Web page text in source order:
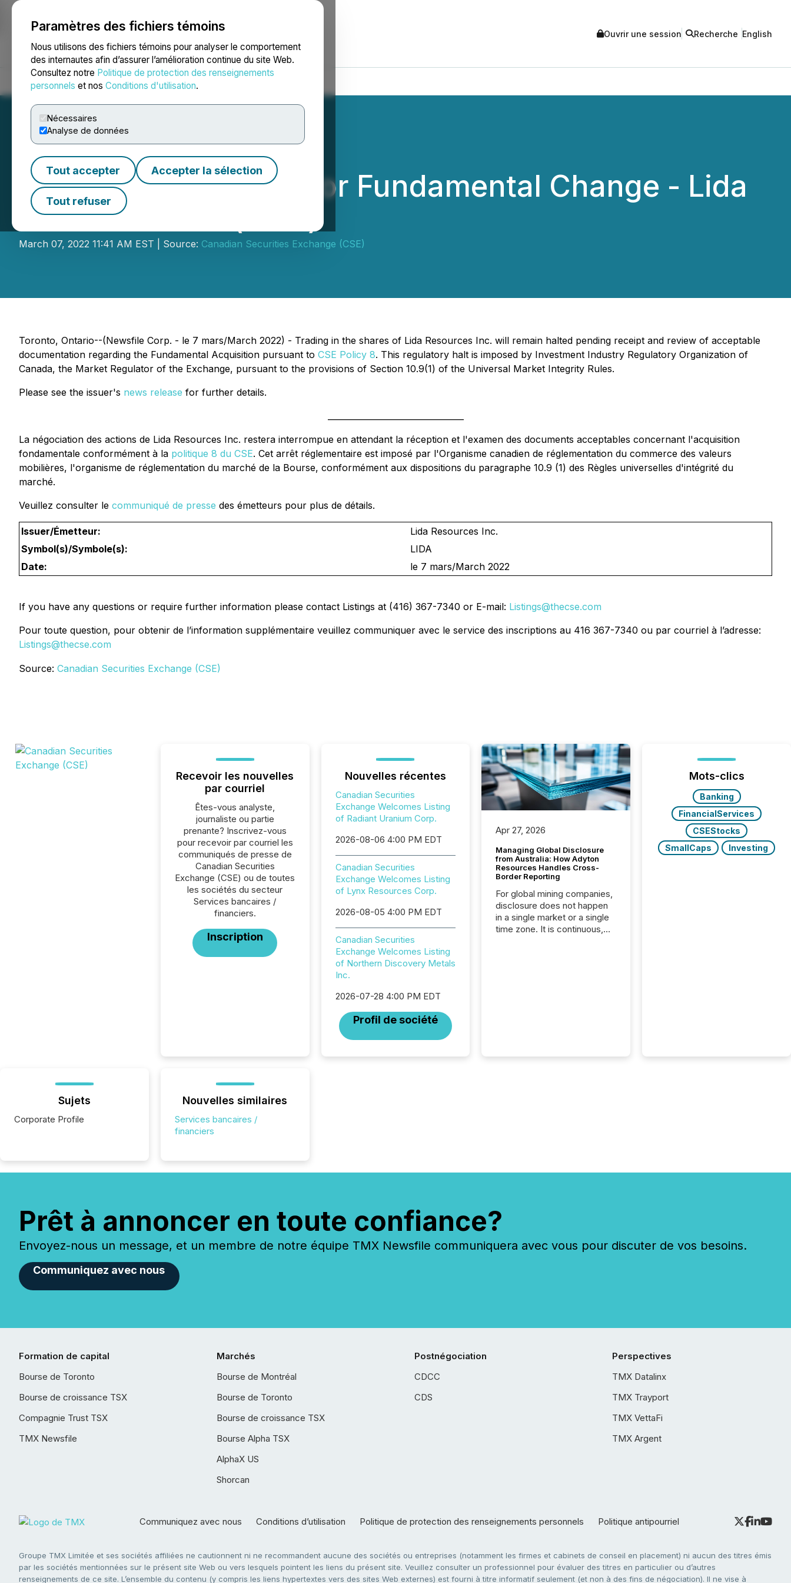
Paramètres des fichiers témoins
Nous utilisons des fichiers témoins pour analyser le comportement
des internautes afin d’assurer l’amélioration continue du site Web.
Consultez notre Politique de protection des renseignements
personnels et nos Conditions d'utilisation.
Nécessaires
Analyse de données
Tout accepter Accepter la sélection
Tout refuser
NEWSFILE Ouvrir une session Recherche English
Accueil À propos Services Salle de presse Blogue
CSE Bulletin: Halted for Fundamental Change - Lida
Resources Inc. (LIDA)
March 07, 2022 11:41 AM EST | Source: Canadian Securities Exchange (CSE)
Toronto, Ontario--(Newsfile Corp. - le 7 mars/March 2022) - Trading in the shares of Lida Resources Inc. will remain halted pending receipt and review of acceptable
documentation regarding the Fundamental Acquisition pursuant to CSE Policy 8. This regulatory halt is imposed by Investment Industry Regulatory Organization of
Canada, the Market Regulator of the Exchange, pursuant to the provisions of Section 10.9(1) of the Universal Market Integrity Rules.
Please see the issuer's news release for further details.
La négociation des actions de Lida Resources Inc. restera interrompue en attendant la réception et l'examen des documents acceptables concernant l'acquisition
fondamentale conformément à la politique 8 du CSE. Cet arrêt réglementaire est imposé par l'Organisme canadien de réglementation du commerce des valeurs
mobilières, l'organisme de réglementation du marché de la Bourse, conformément aux dispositions du paragraphe 10.9 (1) des Règles universelles d'intégrité du
marché.
Veuillez consulter le communiqué de presse des émetteurs pour plus de détails.
Issuer/Émetteur:
Lida Resources Inc.
Symbol(s)/Symbole(s):
LIDA
Date:
le 7 mars/March 2022
If you have any questions or require further information please contact Listings at (416) 367-7340 or E-mail: Listings@thecse.com
Pour toute question, pour obtenir de l’information supplémentaire veuillez communiquer avec le service des inscriptions au 416 367-7340 ou par courriel à l’adresse:
Listings@thecse.com
Source: Canadian Securities Exchange (CSE)
Recevoir les nouvelles
par courriel
Êtes-vous analyste,
journaliste ou partie
prenante? Inscrivez-vous
pour recevoir par courriel les
communiqués de presse de
Canadian Securities
Exchange (CSE) ou de toutes
les sociétés du secteur
Services bancaires /
financiers.
Inscription
Nouvelles récentes
Canadian Securities
Exchange Welcomes Listing
of Radiant Uranium Corp.
2026-08-06 4:00 PM EDT
Canadian Securities
Exchange Welcomes Listing
of Lynx Resources Corp.
2026-08-05 4:00 PM EDT
Canadian Securities
Exchange Welcomes Listing
of Northern Discovery Metals
Inc.
2026-07-28 4:00 PM EDT
Profil de société
Apr 27, 2026
Managing Global Disclosure
from Australia: How Adyton
Resources Handles Cross-
Border Reporting
For global mining companies,
disclosure does not happen
in a single market or a single
time zone. It is continuous,
about executing it with
Mots-clics
Banking
FinancialServices
CSEStocks
SmallCaps
Investing
Sujets
Corporate Profile
Nouvelles similaires
Services bancaires /
financiers
Prêt à annoncer en toute confiance?
Envoyez-nous un message, et un membre de notre équipe TMX Newsfile communiquera avec vous pour discuter de vos besoins.
Communiquez avec nous
Formation de capital
Bourse de Toronto
Bourse de croissance TSX
Compagnie Trust TSX
TMX Newsfile
Marchés
Bourse de Montréal
Bourse de Toronto
Bourse de croissance TSX
Bourse Alpha TSX
AlphaX US
Shorcan
Postnégociation
CDCC
CDS
Perspectives
TMX Datalinx
TMX Trayport
TMX VettaFi
TMX Argent
Communiquez avec nous Conditions d’utilisation Politique de protection des renseignements personnels Politique antipourriel
Groupe TMX Limitée et ses sociétés affiliées ne cautionnent ni ne recommandent aucune des sociétés ou entreprises (notamment les firmes et cabinets de conseil en placement) ni aucun des titres émis
par les sociétés mentionnées sur le présent site Web ou vers lesquels pointent les liens du présent site. Veuillez consulter un professionnel pour évaluer des titres en particulier ou d’autres
renseignements de ce site. L’ensemble du contenu (y compris les liens hypertextes vers des sites Web externes) est fourni à titre informatif seulement (et non à des fins de négociation). Il ne vise à